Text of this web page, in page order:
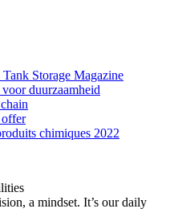
Storage Magazine
duurzaamheid
offer
chimiques 2022
a mindset. It’s our daily